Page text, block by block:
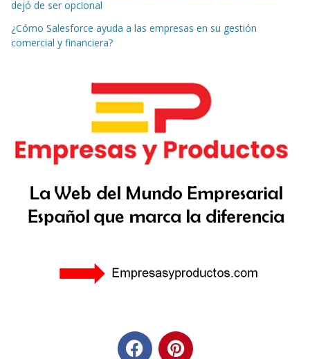
dejó de ser opcional
¿Cómo Salesforce ayuda a las empresas en su gestión
comercial y financiera?